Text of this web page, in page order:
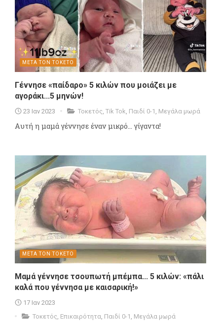
ΜΕΤΑ ΤΟΝ ΤΟΚΕΤΟ
Γέννησε «παίδαρο» 5 κιλών που μοιάζει με
αγοράκι...5 μηνών!
23 Ιαν 2023 Τοκετός, Tik Tok, Παιδί 0-1 , Μεγάλα μωρά
Αυτή η μαμά γέννησε έναν μικρό... γίγαντα!
ΜΕΤΑ ΤΟΝ ΤΟΚΕΤΟ
Μαμά γέννησε τσουπωτή μπέμπα... 5 κιλών: «πάλι
καλά που γέννησα με καισαρική!»
17 Ιαν 2023
Τοκετός Επικαιρότητα Παιδί 0-1 Μεγάλα μωρά